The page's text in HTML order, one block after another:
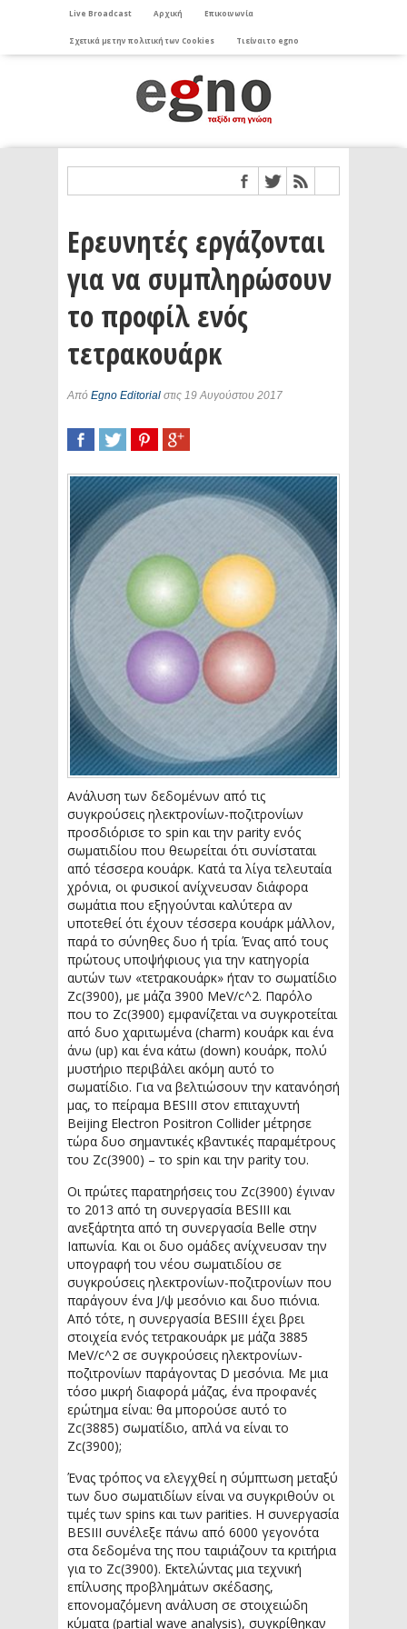
Live Broadcast Αρχική Επικοινωνία
Σχετικά με την πολιτική των Cookies Τι είναι το egno
Ερευνητές εργάζονται
για να συμπληρώσουν
το προφίλ ενός
τετρακουάρκ
Από Egno Editorial στις 19 Αυγούστου 2017
Ανάλυση των δεδομένων από τις
συγκρούσεις ηλεκτρονίων-ποζιτρονίων
προσδιόρισε το spin και την parity ενός
σωματιδίου που θεωρείται ότι συνίσταται
από τέσσερα κουάρκ. Κατά τα λίγα τελευταία
χρόνια, οι φυσικοί ανίχνευσαν διάφορα
σωμάτια που εξηγούνται καλύτερα αν
υποτεθεί ότι έχουν τέσσερα κουάρκ μάλλον,
παρά το σύνηθες δυο ή τρία. Ένας από τους
πρώτους υποψήφιους για την κατηγορία
αυτών των «τετρακουάρκ» ήταν το σωματίδιο
Zc(3900), με μάζα 3900 MeV/c^2. Παρόλο
που το Zc(3900) εμφανίζεται να συγκροτείται
από δυο χαριτωμένα (charm) κουάρκ και ένα
άνω (up) και ένα κάτω (down) κουάρκ, πολύ
μυστήριο περιβάλει ακόμη αυτό το
σωματίδιο. Για να βελτιώσουν την κατανόησή
μας, το πείραμα BESIII στον επιταχυντή
Beijing Electron Positron Collider μέτρησε
τώρα δυο σημαντικές κβαντικές παραμέτρους
του Zc(3900) – το spin και την parity του.
Οι πρώτες παρατηρήσεις του Zc(3900) έγιναν
το 2013 από τη συνεργασία BESIII και
ανεξάρτητα από τη συνεργασία Belle στην
Ιαπωνία. Και οι δυο ομάδες ανίχνευσαν την
υπογραφή του νέου σωματιδίου σε
συγκρούσεις ηλεκτρονίων-ποζιτρονίων που
παράγουν ένα J/ψ μεσόνιο και δυο πιόνια.
Από τότε, η συνεργασία BESIII έχει βρει
στοιχεία ενός τετρακουάρκ με μάζα 3885
MeV/c^2 σε συγκρούσεις ηλεκτρονίων-
ποζιτρονίων παράγοντας D μεσόνια. Με μια
τόσο μικρή διαφορά μάζας, ένα προφανές
ερώτημα είναι: θα μπορούσε αυτό το
Zc(3885) σωματίδιο, απλά να είναι το
Zc(3900);
Ένας τρόπος να ελεγχθεί η σύμπτωση μεταξύ
των δυο σωματιδίων είναι να συγκριθούν οι
τιμές των spins και των parities. Η συνεργασία
BESIII συνέλεξε πάνω από 6000 γεγονότα
στα δεδομένα της που ταιριάζουν τα κριτήρια
για το Zc(3900). Εκτελώντας μια τεχνική
επίλυσης προβλημάτων σκέδασης,
επονομαζόμενη ανάλυση σε στοιχειώδη
κύματα (partial wave analysis), συγκρίθηκαν